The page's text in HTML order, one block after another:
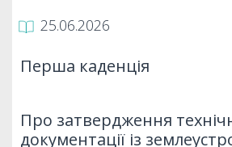
25.06.2026
Перша каденція
Про затвердження
документації із